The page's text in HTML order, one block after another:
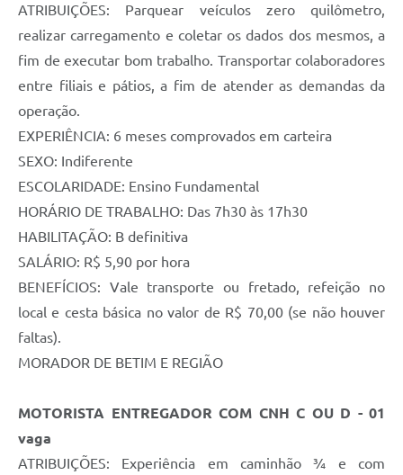
ATRIBUIÇÕES: Parquear veículos zero quilômetro,
realizar carregamento e coletar os dados dos mesmos, a
fim de executar bom trabalho. Transportar colaboradores
entre filiais e pátios, a fim de atender as demandas da
operação.
EXPERIÊNCIA: 6 meses comprovados em carteira
SEXO: Indiferente
ESCOLARIDADE: Ensino Fundamental
HORÁRIO DE TRABALHO: Das 7h30 às 17h30
HABILITAÇÃO: B definitiva
SALÁRIO: R$ 5,90 por hora
BENEFÍCIOS: Vale transporte ou fretado, refeição no
local e cesta básica no valor de R$ 70,00 (se não houver
faltas).
MORADOR DE BETIM E REGIÃO
MOTORISTA ENTREGADOR COM CNH C OU D - 01
vaga
ATRIBUIÇÕES: Experiência em caminhão ¾ e com